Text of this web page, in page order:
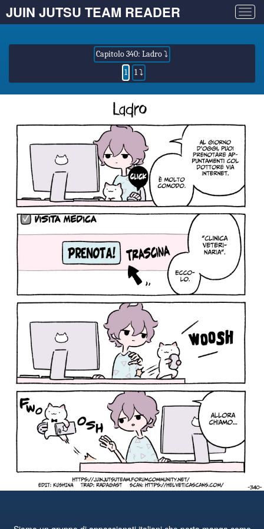
JUIN JUTSU TEAM READER
Capitolo 340: Ladro ⤵
1
1 ⤵